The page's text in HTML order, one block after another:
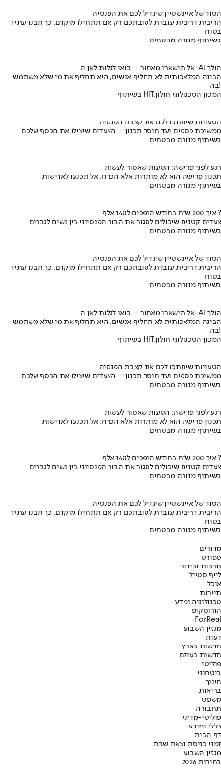
הסוד של איינשטיין שיגדיל לכם את הפנסיה
הריבית דריבית עובדת לטובתכם רק אם תתחילו מוקדם. כך תבנו עתיד
בטוח
בשיתוף מנורה מבטחים
אל תישארו מאחור – בואו לגלות לאן ה-AI הולך
הבינה המלאכותית לא תחליף אנשים, היא תחליף את מי שלא משתמש
בה!
בשיתוף HIT,המכון הטכנולוגי חולון
הטעויות שיחתכו לכם את קצבת הפנסיה
ממשיכת כספים ועד חוסר תכנון – הצעדים שיצילו את הכסף שלכם
בשיתוף מנורה מבטחים
רגע לפני פרישה: הטעות שאסור לעשות
תכנון פרישה הוא לא מותרות אלא הכרח. אל תכנעו לאדישות
בשיתוף מנורה מבטחים
איך 200 ש"ח בחודש הופכים ל140 אלף ?
צעדים קטנים שיכולים לסגור את הבור הפנסיוני בין נשים לגברים
בשיתוף מנורה מבטחים
הסוד של איינשטיין שיגדיל לכם את הפנסיה
הריבית דריבית עובדת לטובתכם רק אם תתחילו מוקדם. כך תבנו עתיד
בטוח
בשיתוף מנורה מבטחים
אל תישארו מאחור – בואו לגלות לאן ה-AI הולך
הבינה המלאכותית לא תחליף אנשים, היא תחליף את מי שלא משתמש
בה!
בשיתוף HIT,המכון הטכנולוגי חולון
הטעויות שיחתכו לכם את קצבת הפנסיה
ממשיכת כספים ועד חוסר תכנון – הצעדים שיצילו את הכסף שלכם
בשיתוף מנורה מבטחים
רגע לפני פרישה: הטעות שאסור לעשות
תכנון פרישה הוא לא מותרות אלא הכרח. אל תכנעו לאדישות
בשיתוף מנורה מבטחים
איך 200 ש"ח בחודש הופכים ל140 אלף ?
צעדים קטנים שיכולים לסגור את הבור הפנסיוני בין נשים לגברים
בשיתוף מנורה מבטחים
הסוד של איינשטיין שיגדיל לכם את הפנסיה
הריבית דריבית עובדת לטובתכם רק אם תתחילו מוקדם. כך תבנו עתיד
בטוח
בשיתוף מנורה מבטחים
מדורים
ספורט
תרבות ובידור
לייף סטייל
אוכל
תיירות
טכנולוגיה ומדע
הורוסקופ
ForReal
מגזין השבוע
דעות
חדשות בארץ
חדשות בעולם
פוליטי
ביטחוני
חינוך
בריאות
משפט
תחבורה
פוליטי-מדיני
כללי ומידע
דף הבית
זמני כניסת וצאת שבת
מגזין השבוע
בחירות 2026